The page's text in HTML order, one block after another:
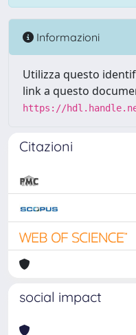
Informazioni
Utilizza questo
link a questo
https://
Citazioni
social impact